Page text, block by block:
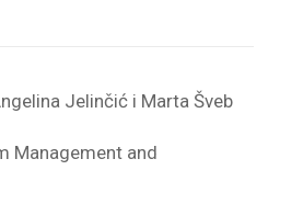
Jelinčić i Marta Šveb
Management and